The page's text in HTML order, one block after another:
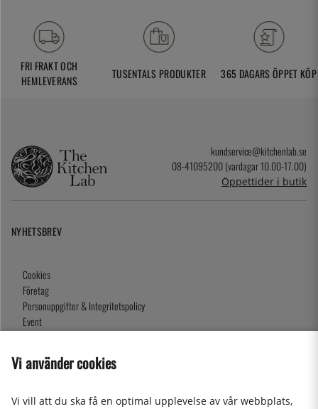
FRI FRAKT OCH
HEMLEVERANS
TUSENTALS PRODUKTER 365 DAGARS ÖPPET KÖP
kundservice@kitchenlab.se
08-41095200 (vardagar 10.00-17.00)
Öppettider i butik
NYHETSBREV
Cookies
Företag
Personuppgifter & Integritetspolicy
Event
Presentkort
Vi använder cookies
Vi vill att du ska få en optimal upplevelse av vår webbplats,